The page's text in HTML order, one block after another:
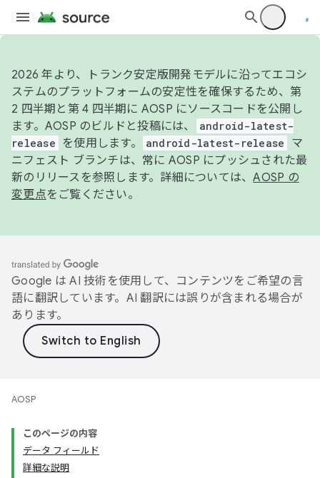
2026 年より、トランク安定版開発モデルに沿ってエコシ
ステムのプラットフォームの安定性を確保するため、第
2 四半期と第 4 四半期に AOSP にソースコードを公開し
ます。AOSP のビルドと投稿には、
android-latest-
release
を使用します。 android-latest-release
マ
ニフェスト ブランチは、常に AOSP にプッシュされた最
新のリリースを参照します。詳細については、AOSP の
変更点をご覧ください。
Google は AI 技術を使用して、コンテンツをご希望の言
語に翻訳しています。AI 翻訳には誤りが含まれる場合が
あります。
AOSP
このページの内容
データ フィールド
詳細な説明